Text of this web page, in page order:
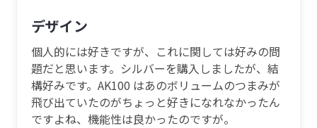
デザイン
個人的には好きですが、これに関しては好みの問
題だと思います。シルバーを購入しましたが、結
構好みです。AK100 はあのボリュームのつまみが
飛び出ていたのがちょっと好きになれなかったん
ですよね、機能性は良かったのですが。